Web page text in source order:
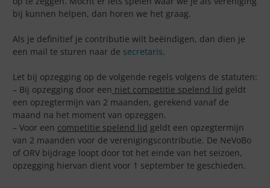
bij kunnen helpen, dan horen we het graag.
Als je definitief je contributie wilt beëindigen, dan dien je
een mail te sturen naar de secretaris.
Let bij opzegging op de volgende regels volgens de statuten:
– Bij opzegging door een niet competitie spelend lid geldt
een opzegtermijn van 2 maanden, gerekend vanaf de
maand na het moment van opzeggen.
– Voor een competitie spelend lid geldt een opzegtermijn
van 2 maanden voor de verenigingscontributie. De NeVoBo
of ORV bijdrage loopt door tot het einde van het seizoen,
opzegging hiervan dient voor 1 september te geschieden.